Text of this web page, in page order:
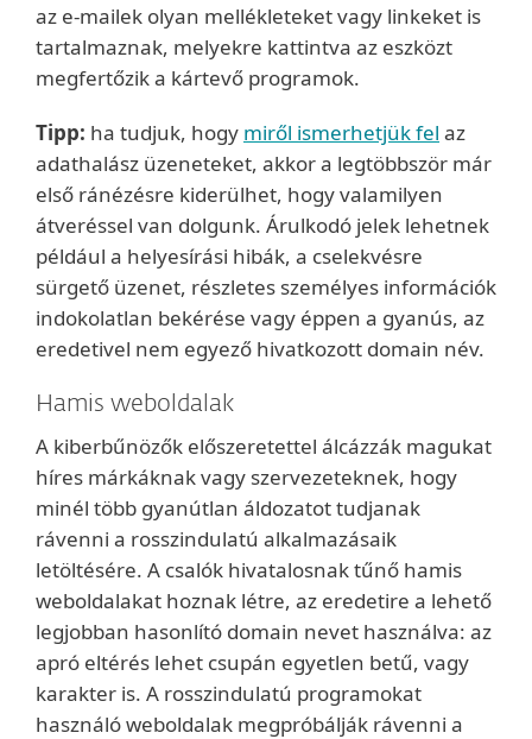
az e-mailek olyan mellékleteket vagy linkeket is
tartalmaznak, melyekre kattintva az eszközt
megfertőzik a kártevő programok.
Tipp: ha tudjuk, hogy miről ismerhetjük fel az
adathalász üzeneteket, akkor a legtöbbször már
első ránézésre kiderülhet, hogy valamilyen
átveréssel van dolgunk. Árulkodó jelek lehetnek
például a helyesírási hibák, a cselekvésre
sürgető üzenet, részletes személyes információk
indokolatlan bekérése vagy éppen a gyanús, az
eredetivel nem egyező hivatkozott domain név.
Hamis weboldalak
A kiberbűnözők előszeretettel álcázzák magukat
híres márkáknak vagy szervezeteknek, hogy
minél több gyanútlan áldozatot tudjanak
rávenni a rosszindulatú alkalmazásaik
letöltésére. A csalók hivatalosnak tűnő hamis
weboldalakat hoznak létre, az eredetire a lehető
legjobban hasonlító domain nevet használva: az
apró eltérés lehet csupán egyetlen betű, vagy
karakter is. A rosszindulatú programokat
használó weboldalak megpróbálják rávenni a